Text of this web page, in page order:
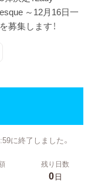
～12月16日一
募集します！
に終了しました。
残り日数
0日